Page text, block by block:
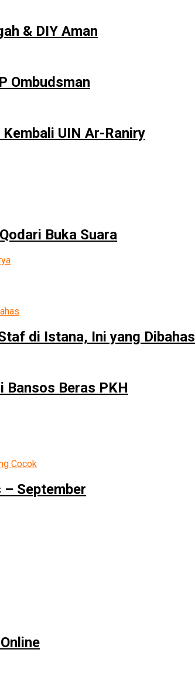
& DIY Aman
Ombudsman
UIN Ar-Raniry
Buka Suara
di Istana, Ini yang Dibahas
Bansos Beras PKH
– September